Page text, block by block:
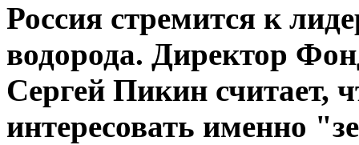
Россия стремится к
водорода. Директор
Сергей Пикин считает,
интересовать именно